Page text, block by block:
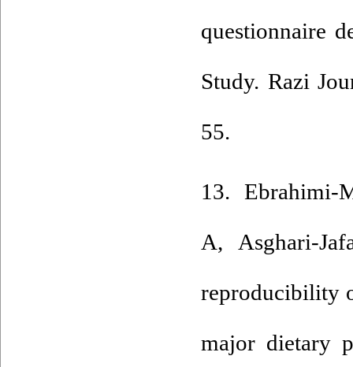
questionnaire
Study. Razi
55.
13. Ebrahimi-
A, Asghari-
reproducibility
major dietary